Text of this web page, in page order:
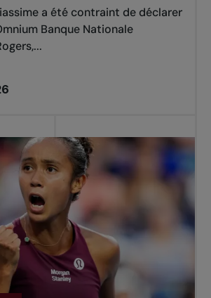
a été contraint de déclarer
Banque Nationale